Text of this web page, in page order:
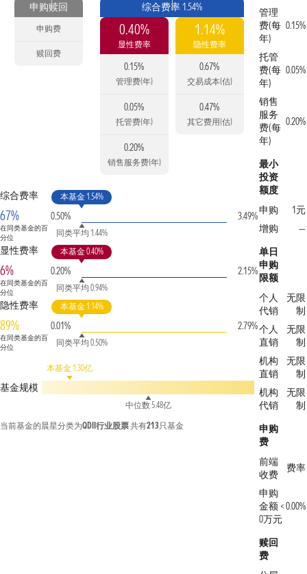
申购赎回
申购费
赎回费
综合费率 1.54%
0.40%
显性费率
0.15%
管理费(年)
0.05%
托管费(年)
0.20%
销售服务费(年)
1.14%
隐性费率
0.67%
交易成本(估)
0.47%
其它费用(估)
综合费率
67%
在同类基金的百
分位
0.50%
本基金 1.54%
同类平均 1.44%
3.49%
显性费率
6%
在同类基金的百
分位
0.20%
本基金 0.40%
同类平均 0.94%
2.15%
隐性费率
89%
在同类基金的百
分位
0.01%
本基金 1.14%
同类平均 0.50%
2.79%
基金规模
本基金 1.30亿
中位数 5.48亿
当前基金的晨星分类为QDII行业股票共有213只基金
管理
费(每
年)
0.15%
托管
费(每
年)
0.05%
销售
服务
费(每
年)
0.20%
最小
投资
额度
申购
1元
增购
—
单日
申购
限额
个人
代销
无限
制
个人
直销
无限
制
机构
直销
无限
制
机构
代销
无限
制
申购
费
前端
收费
费率
申购
金额 <
0万元
0.00%
赎回
费